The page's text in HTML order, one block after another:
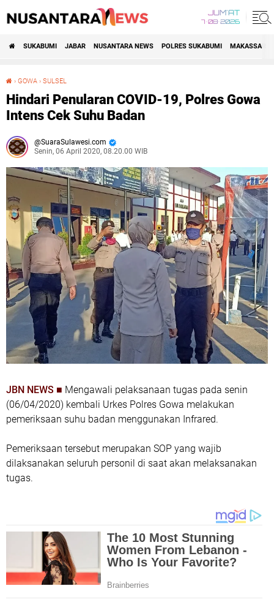
JUM'AT
7•08•2026
SUKABUMI JABAR NUSANTARA NEWS POLRES SUKABUMI MAKASSAR
› GOWA › SULSEL
Hindari Penularan COVID-19, Polres Gowa
Intens Cek Suhu Badan
SuaraSulawesi.com
Senin, 06 April 2020, 08.20.00 WIB
JBN NEWS ■ Mengawali pelaksanaan tugas pada senin
(06/04/2020) kembali Urkes Polres Gowa melakukan
pemeriksaan suhu badan menggunakan Infrared.
Pemeriksaan tersebut merupakan SOP yang wajib
dilaksanakan seluruh personil di saat akan melaksanakan
tugas.